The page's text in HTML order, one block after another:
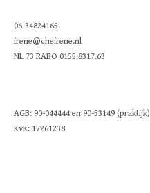
06-34824165
irene@cheirene.nl
NL 73 RABO 0155.8317.63
AGB: 90-044444 en 90-53149 (praktijk)
KvK: 17261238